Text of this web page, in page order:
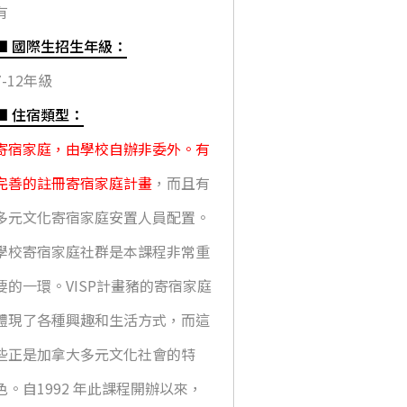
國際生招生年級：
12年級
住宿類型：
宿家庭，由學校自辦非委外。有
善的註冊寄宿家庭計畫 ，而且有
元文化寄宿家庭安置人員配置。
校寄宿家庭社群是本課程非常重
的一環。VISP計畫豬的寄宿家庭
現了各種興趣和生活方式，而這
正是加拿大多元文化社會的特
。自1992 年此課程開辦以來，